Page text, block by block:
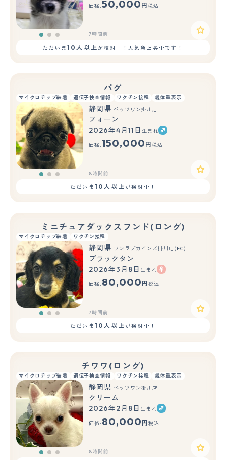
価格:50,000 円 税込
7時間前
ただいま10人以上が検討中！人気急上昇中です！
パグ
マイクロチップ装着 遺伝子検査情報 ワクチン接種 親体重表示
もっと見る
静岡県 ペッツワン掛川店
フォーン
2026年4月11日 生まれ
価格:150,000 円 税込
8時間前
ただいま 10人以上が検討中！
ミニチュアダックスフンド(ロング)
マイクロチップ装着 ワクチン接種
もっと見る
静岡県 ワンラブカインズ掛川店(FC)
ブラックタン
2026年3月8日 生まれ
価格: 80,000 円 税込
7時間前
ただいま 10人以上が検討中！
チワワ(ロング)
マイクロチップ装着 遺伝子検査情報 ワクチン接種 親体重表示
もっと見る
静岡県 ペッツワン掛川店
クリーム
2026年2月8日 生まれ
価格: 80,000 円 税込
8時間前